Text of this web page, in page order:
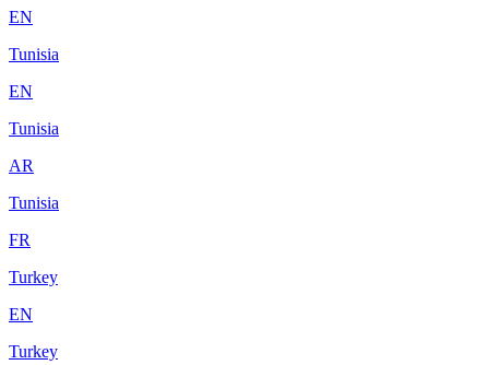
EN
Tunisia
EN
Tunisia
AR
Tunisia
FR
Turkey
EN
Turkey